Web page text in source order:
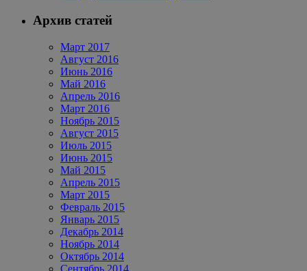
Архив статей
Март 2017
Август 2016
Июнь 2016
Май 2016
Апрель 2016
Март 2016
Ноябрь 2015
Август 2015
Июль 2015
Июнь 2015
Май 2015
Апрель 2015
Март 2015
Февраль 2015
Январь 2015
Декабрь 2014
Ноябрь 2014
Октябрь 2014
Сентябрь 2014